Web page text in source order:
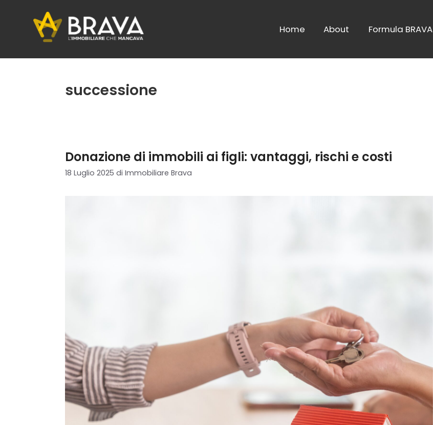
Home About Formula BRAVA
contenuto
successione
Donazione di immobili ai figli: vantaggi, rischi e costi
18 Luglio 2025 di Immobiliare Brava